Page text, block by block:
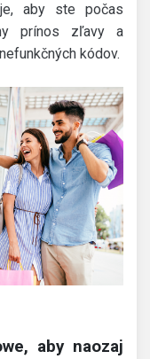
aby ste počas
prínos zľavy a
kódov.
aby naozaj